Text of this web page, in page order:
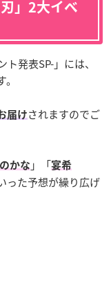
」2大イベ
ト発表SP-」には、
届け されますのでご
かな 」「宴希
った予想が繰り広げ